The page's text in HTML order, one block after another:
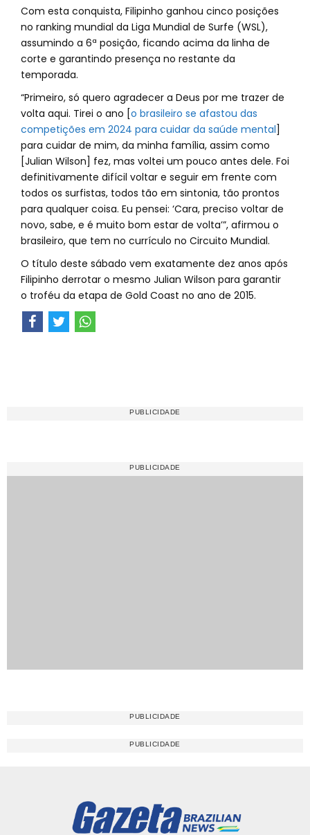
Com esta conquista, Filipinho ganhou cinco posições
no ranking mundial da Liga Mundial de Surfe (WSL),
assumindo a 6ª posição, ficando acima da linha de
corte e garantindo presença no restante da
temporada.
“Primeiro, só quero agradecer a Deus por me trazer de
volta aqui. Tirei o ano [o brasileiro se afastou das
competições em 2024 para cuidar da saúde mental]
para cuidar de mim, da minha família, assim como
[Julian Wilson] fez, mas voltei um pouco antes dele. Foi
definitivamente difícil voltar e seguir em frente com
todos os surfistas, todos tão em sintonia, tão prontos
para qualquer coisa. Eu pensei: ‘Cara, preciso voltar de
novo, sabe, e é muito bom estar de volta’”, afirmou o
brasileiro, que tem no currículo no Circuito Mundial.
O título deste sábado vem exatamente dez anos após
Filipinho derrotar o mesmo Julian Wilson para garantir
o troféu da etapa de Gold Coast no ano de 2015.